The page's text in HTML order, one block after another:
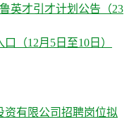
英才引才计划公告（23
（12月5日至10日）